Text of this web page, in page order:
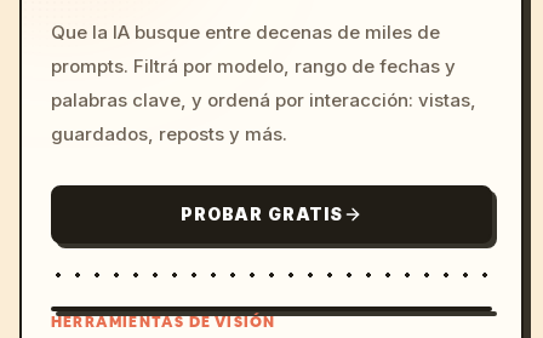
Que la IA busque entre decenas de miles de
prompts. Filtrá por modelo, rango de fechas y
palabras clave, y ordená por interacción: vistas,
guardados, reposts y más.
PROBAR GRATIS
HERRAMIENTAS DE VISIÓN